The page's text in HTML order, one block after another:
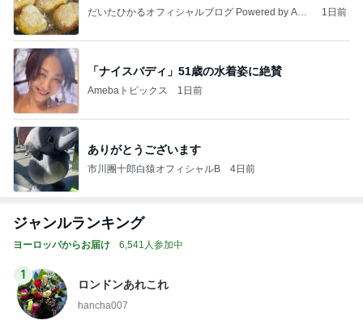
だいたひかるオフィシャルブログ Powered by Ame
1日前
「ナイスバディ」51歳の水着姿に絶賛
Amebaトピックス 1日前
ありがとうございます
市川團十郎白猿オフィシャルB 4日前
ジャンルランキング
ヨーロッパからお届け 6,541人参加中
1
ロンドンあれこれ
hancha007